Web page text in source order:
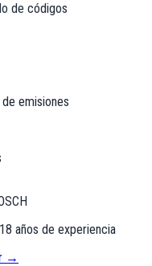
de códigos
emisiones
18 años de experiencia
→